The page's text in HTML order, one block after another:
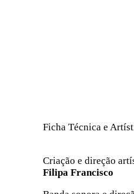
Ficha Técnica e
Criação e direção
Filipa Francisco